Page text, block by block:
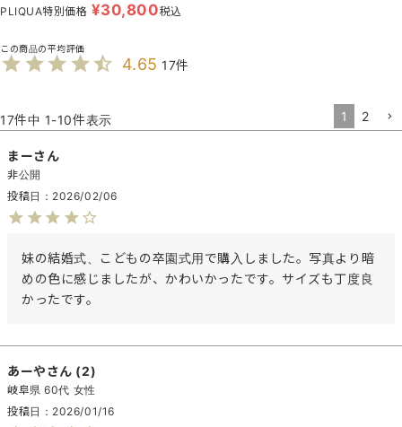
PLIQUA特別価格 ¥30,800税込
4.65 17
17件中 1-10件表示 1 2
まー
非公開
投稿日
2026/02/06
妹の結婚式、こどもの卒園式用で購入しました。写真より暗
めの色に感じましたが、かわいかったです。サイズも丁度良
かったです。
あーや 2
岐阜県 60代 女性
投稿日
2026/01/16